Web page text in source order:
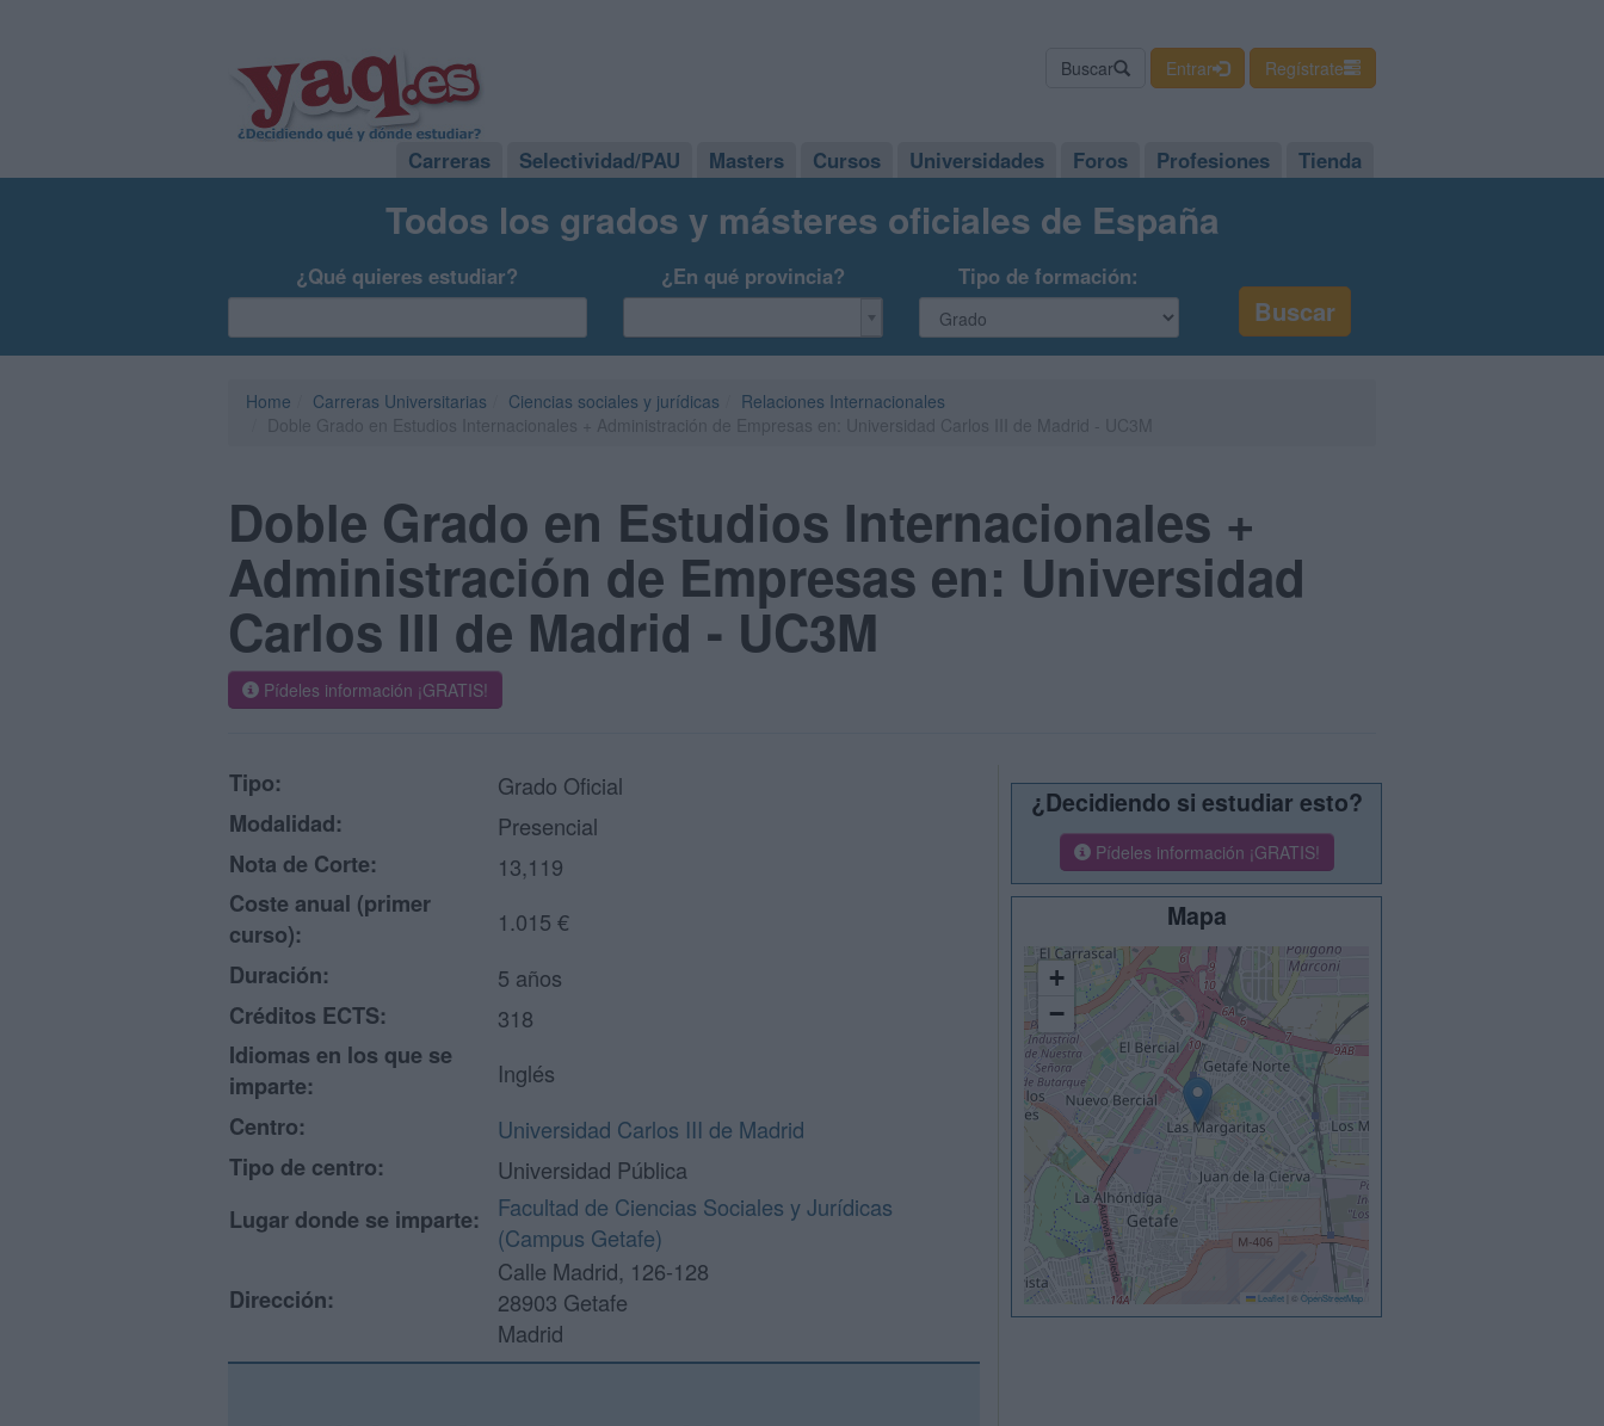
Buscar Entrar Regístrate
Carreras Selectividad/PAU Masters Cursos Universidades Foros Profesiones Tienda
Todos los grados y másteres oficiales de España
¿Qué quieres estudiar? ¿En qué provincia? Tipo de formación:
Home Carreras Universitarias Ciencias sociales y jurídicas
Relaciones Internacionales
Doble Grado en Estudios Internacionales +
Administración de Empresas en: Universidad
Carlos III de Madrid - UC3M
Pídeles información ¡GRATIS!
Tipo:
Grado Oficial
Modalidad:
Presencial
Nota de Corte:
13,119
Coste anual (primer
curso):
1.015 €
Duración:
5 años
Créditos ECTS:
318
Idiomas en los que se
imparte:
Inglés
Centro:
Universidad Carlos III de Madrid
Tipo de centro:
Universidad Pública
Lugar donde se imparte:
Facultad de Ciencias Sociales y Jurídicas
(Campus Getafe)
Dirección:
Calle Madrid, 126-128
28903 Getafe
Madrid
¿Decidiendo si estudiar esto?
Pídeles información ¡GRATIS!
Mapa
+
−
Leaflet © OpenStreetMap